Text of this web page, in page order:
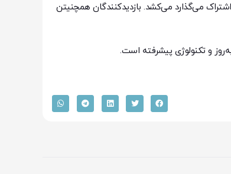
می‌گذارد می‌کشد. بازدیدکنندگان همچنیتن
و تکنولوژی پیشرفته است.